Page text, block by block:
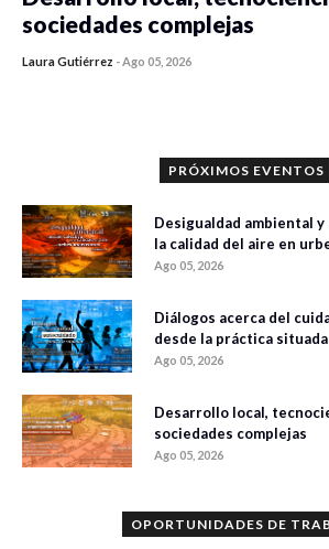
sociedades complejas
Laura Gutiérrez -Ago 05, 2026
PRÓXIMOS EVENTOS
Desigualdad ambiental
la calidad del aire en
Ago 05, 2026
Diálogos acerca del
desde la práctica situada
Ago 05, 2026
Desarrollo local,
sociedades complejas
Ago 05, 2026
OPORTUNIDADES DE